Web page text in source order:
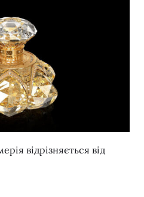
відрізняється від